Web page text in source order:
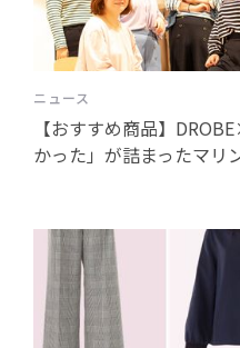
ニュース
【おすすめ商品】
かった」が詰まったマリ